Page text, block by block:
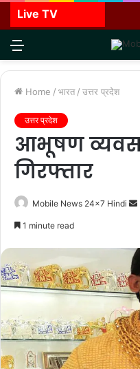
Live TV
Menu
Home / भारत / उत्तर प्रदेश
उत्तर प्रदेश
आभूषण
गिरफ्तार
Mobile News 24x7 Hindi
1 minute read